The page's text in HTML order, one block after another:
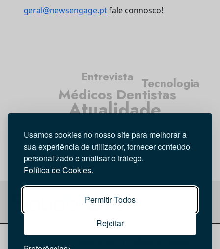
Usamos cookies no nosso site para melhorar a
sua experiência de utilizador, fornecer conteúdo
personalizado e analisar o tráfego.
Política de Cookies.
Permitir Todos
Rejeitar
geral@newsengage.ptfale connosco!
Atualidade
Médicos Dentistas
Entrevista
Opinião
Tecnologia
Investigação